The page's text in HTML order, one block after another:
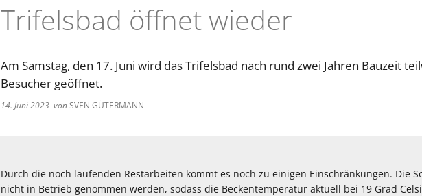
Trifelsbad öffnet wieder
Am Samstag, den 17. Juni wird das Trifelsbad nach rund zwei Jahren Bauzeit
Besucher geöffnet.
14. Juni 2023 vonSVEN GÜTERMANN
Durch die noch laufenden Restarbeiten kommt es noch zu einigen Einschränkungen. Die
nicht in Betrieb genommen werden, sodass die Beckentemperatur aktuell bei 19 Grad